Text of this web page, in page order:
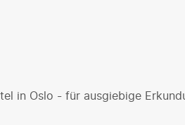
in Oslo - für ausgiebige